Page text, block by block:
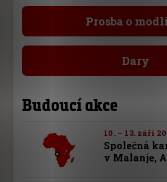
Prosba o
Dary
Budoucí akce
10. – 13. září
Společná
v Malanje,